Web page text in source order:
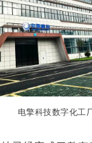
电擎科技数字化工